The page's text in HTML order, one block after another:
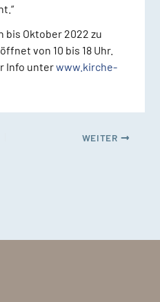
bis Oktober 2022 zu
von 10 bis 18 Uhr.
Info unterwww.kirche-
WEITER